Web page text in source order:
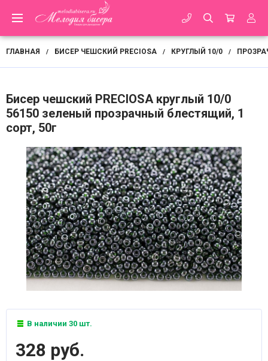
ГЛАВНАЯ / БИСЕР ЧЕШСКИЙ PRECIOSA / КРУГЛЫЙ 10/0 /
Бисер чешский PRECIOSA круглый 10/0
56150 зеленый прозрачный блестящий, 1
сорт, 50г
В наличии 30 шт.
328 руб.